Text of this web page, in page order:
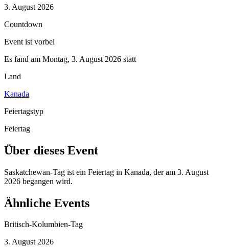
3. August 2026
Countdown
Event ist vorbei
Es fand am Montag, 3. August 2026 statt
Land
Kanada
Feiertagstyp
Feiertag
Über dieses Event
Saskatchewan-Tag ist ein Feiertag in Kanada, der am 3. August
2026 begangen wird.
Ähnliche Events
Britisch-Kolumbien-Tag
3. August 2026